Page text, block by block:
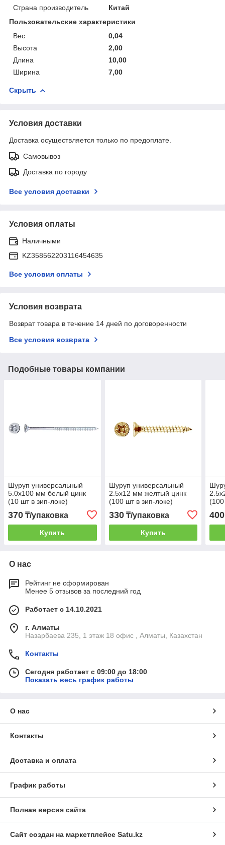
Страна производитель
Китай
Пользовательские характеристики
Вес
0,04
Высота
2,00
Длина
10,00
Ширина
7,00
Скрыть
Условия доставки
Доставка осуществляется только по предоплате.
Самовывоз
Доставка по городу
Все условия доставки
Условия оплаты
Наличными
KZ358562203116454635
Все условия оплаты
Условия возврата
Возврат товара в течение 14 дней по договоренности
Все условия возврата
Подобные товары компании
Шуруп универсальный
5.0х100 мм белый цинк
(10 шт в зип-локе)
STARFIX
370 ₸/упаковка
Купить
Шуруп универсальный
2.5х12 мм желтый цинк
(100 шт в зип-локе)
STARFIX
330₸/упаковка
Купить
400
О нас
Рейтинг не сформирован
Менее 5 отзывов за последний год
Работает с 14.10.2021
г. Алматы
Назарбаева 235, 1 этаж 18 офис , Алматы, Казахстан
Контакты
Сегодня работает с 09:00 до 18:00
Показать весь график работы
О нас
Контакты
Доставка и оплата
График работы
Полная версия сайта
Сайт создан на маркетплейсе Satu.kz